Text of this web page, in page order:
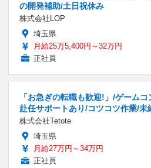
の開発補助/土日祝休み
株式会社LOP
埼玉県
月給25万5,400円～32万円
正社員
「お急ぎの転職も歓迎!」/ゲーム
赴任サポートあり/コツコツ作業/
株式会社Tetote
埼玉県
月給27万円～34万円
正社員